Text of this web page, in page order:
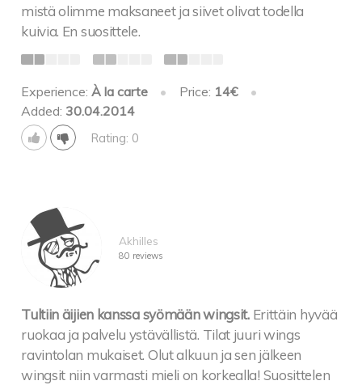
mistä olimme maksaneet ja siivet olivat todella
kuivia. En suosittele.
Experience:À la carte • Price: 14€
•
Added: 30.04.2014
Rating: 0
Akhilles
80 reviews
Tultiin äijien kanssa syömään wingsit. Erittäin hyvää
ruokaa ja palvelu ystävällistä. Tilat juuri wings
ravintolan mukaiset. Olut alkuun ja sen jälkeen
wingsit niin varmasti mieli on korkealla! Suosittelen